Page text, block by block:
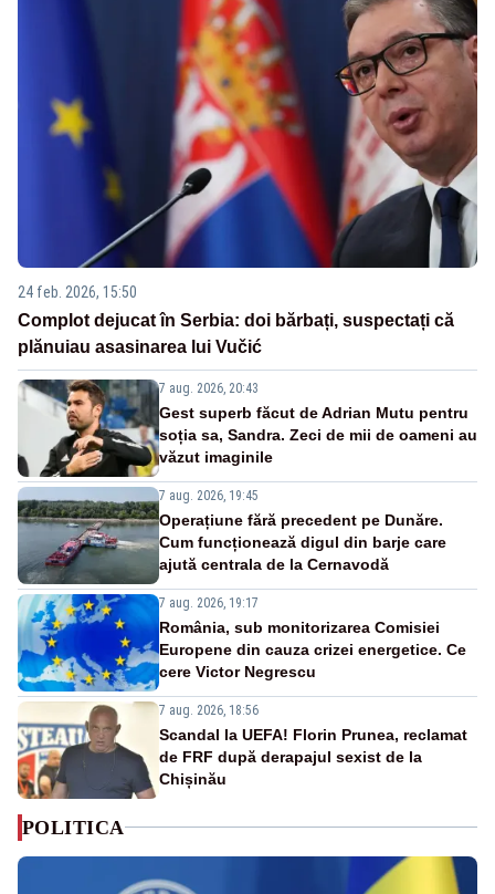
24 feb. 2026, 15:50
Complot dejucat în Serbia: doi bărbați, suspectați că
plănuiau asasinarea lui Vučić
7 aug. 2026, 20:43
Gest superb făcut de Adrian Mutu pentru
soția sa, Sandra. Zeci de mii de oameni au
văzut imaginile
7 aug. 2026, 19:45
Operațiune fără precedent pe Dunăre.
Cum funcționează digul din barje care
ajută centrala de la Cernavodă
7 aug. 2026, 19:17
România, sub monitorizarea Comisiei
Europene din cauza crizei energetice. Ce
cere Victor Negrescu
7 aug. 2026, 18:56
Scandal la UEFA! Florin Prunea, reclamat
de FRF după derapajul sexist de la
Chișinău
POLITICA